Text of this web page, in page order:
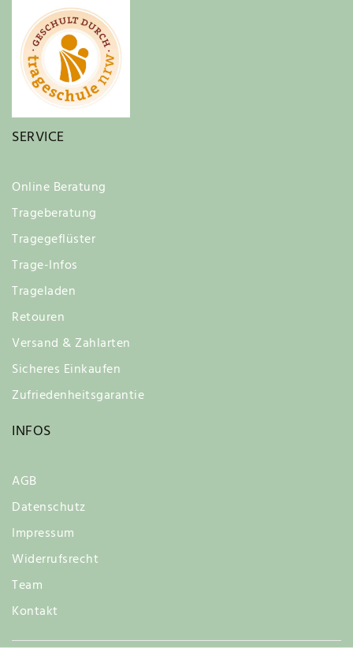
SERVICE
Online Beratung
Trageberatung
Tragegeflüster
Trage-Infos
Trageladen
Retouren
Versand & Zahlarten
Sicheres Einkaufen
Zufriedenheitsgarantie
INFOS
AGB
Datenschutz
Impressum
Widerrufsrecht
Team
Kontakt